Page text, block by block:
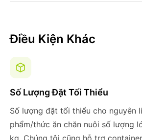
Điều Kiện Khác
Số Lượng Đặt Tối Thiểu
Số lượng đặt tối thiểu cho nguyên
phẩm/thức ăn chăn nuôi số lượng
kg. Chúng tôi cũng hỗ trợ